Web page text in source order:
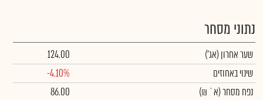
נתוני מסחר
שער אחרון (אג')
124.00
שינוי באחוזים
-4.10%
נפח מסחר(א` ₪)
86.00